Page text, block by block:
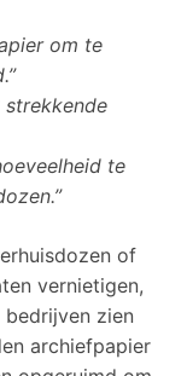
om te
strekkende
te
of
vernietigen,
zien
archiefpapier